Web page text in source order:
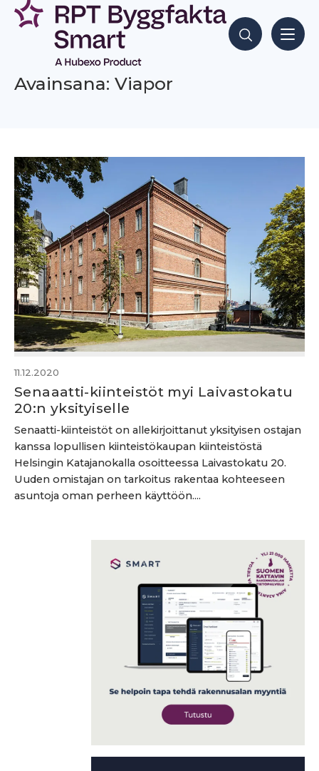
Siirry
sisältöön
Hae sisältöjä
Avainsana: Viapor
11.12.2020
Senaaatti-kiinteistöt myi Laivastokatu
20:n yksityiselle
Senaatti-kiinteistöt on allekirjoittanut yksityisen ostajan
kanssa lopullisen kiinteistökaupan kiinteistöstä
Helsingin Katajanokalla osoitteessa Laivastokatu 20.
Uuden omistajan on tarkoitus rakentaa kohteeseen
asuntoja oman perheen käyttöön....